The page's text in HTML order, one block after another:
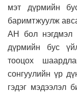
мэт дүрмийн
баримтжуулж
АН бол нэгдмэл
дүрмийн бус
тооцох
сонгуулийн үр
гэдэг мэдээлэл